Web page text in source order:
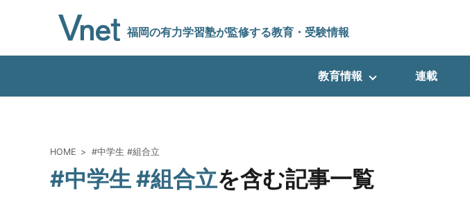
福岡の有力学習塾が監修する教育 ・受験情報
vnetアライアンス企業
教育情報 連載
HOME #中学生 #組合立
#中学生 #組合立を含む記事一覧